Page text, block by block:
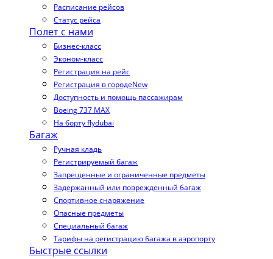
Расписание рейсов
Статус рейса
Полет с нами
Бизнес-класс
Эконом-класс
Регистрация на рейс
Регистрация в городеNew
Доступность и помощь пассажирам
Boeing 737 MAX
На борту flydubai
Багаж
Ручная кладь
Регистрируемый багаж
Запрещенные и ограниченные предметы
Задержанный или поврежденный багаж
Спортивное снаряжение
Опасные предметы
Специальный багаж
Тарифы на регистрацию багажа в аэропорту
Быстрые ссылки